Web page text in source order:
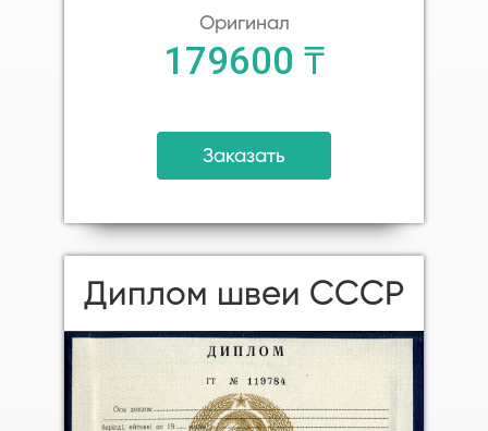
Оригинал
179600 ₸
Заказать
Диплом швеи СССР